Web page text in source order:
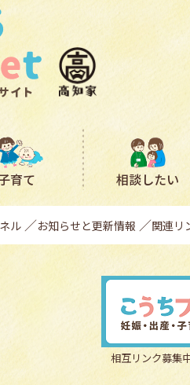
育て 相談したい
ル お知らせと更新情報 関連リ
相互リンク募集